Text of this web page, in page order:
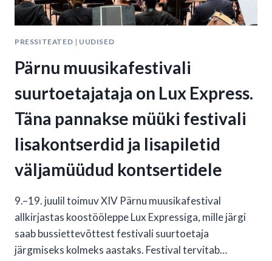
PRESSITEATED | UUDISED
Pärnu muusikafestivali
suurtoetajataja on Lux Express.
Täna pannakse müüki festivali
lisakontserdid ja lisapiletid
väljamüüdud kontsertidele
9.–19. juulil toimuv XIV Pärnu muusikafestival
allkirjastas koostööleppe Lux Expressiga, mille järgi
saab bussiettevõttest festivali suurtoetaja
järgmiseks kolmeks aastaks. Festival tervitab…